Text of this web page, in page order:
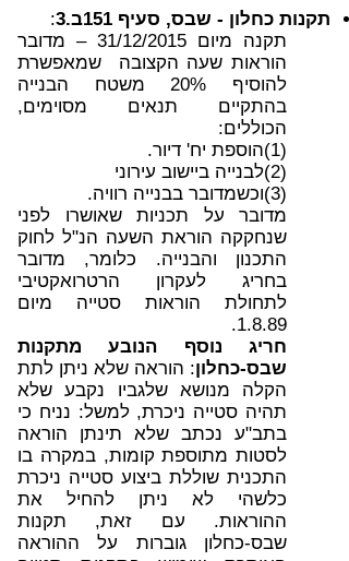
תקנות כחלון - שבס, סעיף 151ב.3
:
תקנה מיום 31/12/2015 – מדובר
הוראות שעה הקצובה שמאפשרת
להוסיף 20% משטח הבנייה
בהתקיים תנאים מסוימים,
הכוללים:
(1)הוספת יח' דיור.
(2)לבנייה ביישוב עירוני
(3)וכשמדובר בבנייה רוויה.
מדובר על תכניות שאושרו לפני
שנחקקה הוראת השעה הנ"ל לחוק
התכנון והבנייה. כלומר, מדובר
בחריג לעקרון הרטרואקטיבי
לתחולת הוראות סטייה מיום
1.8.89.
חריג נוסף הנובע מתקנות
שבס-כחלון: הוראה שלא ניתן לתת
הקלה מנושא שלגביו נקבע שלא
תהיה סטייה ניכרת, למשל: נניח כי
בתב"ע נכתב שלא תינתן הוראה
לסטות מתוספת קומות, במקרה בו
התכנית שוללת ביצוע סטייה ניכרת
כלשהי לא ניתן להחיל את
ההוראות. עם זאת, תקנות
שבס-כחלון גוברות על ההוראה